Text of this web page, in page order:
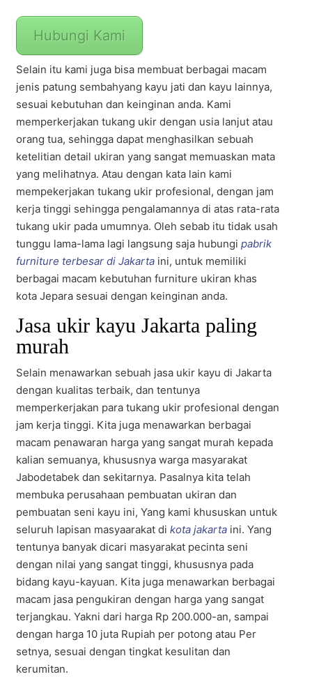
Hubungi Kami
Selain itu kami juga bisa membuat berbagai macam
jenis patung sembahyang kayu jati dan kayu lainnya,
sesuai kebutuhan dan keinginan anda. Kami
memperkerjakan tukang ukir dengan usia lanjut atau
orang tua, sehingga dapat menghasilkan sebuah
ketelitian detail ukiran yang sangat memuaskan mata
yang melihatnya. Atau dengan kata lain kami
mempekerjakan tukang ukir profesional, dengan jam
kerja tinggi sehingga pengalamannya di atas rata-rata
tukang ukir pada umumnya. Oleh sebab itu tidak usah
tunggu lama-lama lagi langsung saja hubungipabrik
furniture terbesar di Jakarta ini, untuk memiliki
berbagai macam kebutuhan furniture ukiran khas
kota Jepara sesuai dengan keinginan anda.
Jasa ukir kayu Jakarta paling
murah
Selain menawarkan sebuah jasa ukir kayu di Jakarta
dengan kualitas terbaik, dan tentunya
memperkerjakan para tukang ukir profesional dengan
jam kerja tinggi. Kita juga menawarkan berbagai
macam penawaran harga yang sangat murah kepada
kalian semuanya, khususnya warga masyarakat
Jabodetabek dan sekitarnya. Pasalnya kita telah
membuka perusahaan pembuatan ukiran dan
pembuatan seni kayu ini, Yang kami khususkan untuk
seluruh lapisan masyaarakat dikota jakarta ini. Yang
tentunya banyak dicari masyarakat pecinta seni
dengan nilai yang sangat tinggi, khususnya pada
bidang kayu-kayuan. Kita juga menawarkan berbagai
macam jasa pengukiran dengan harga yang sangat
terjangkau. Yakni dari harga Rp 200.000-an, sampai
dengan harga 10 juta Rupiah per potong atau Per
setnya, sesuai dengan tingkat kesulitan dan
kerumitan.